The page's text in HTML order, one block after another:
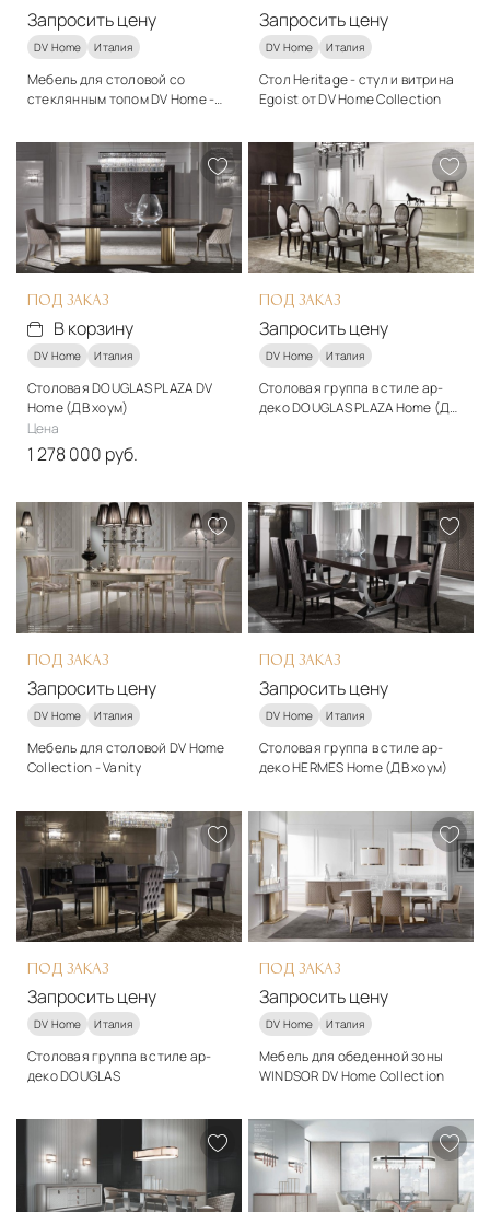
Запросить цену
DV Home Италия
Мебель для столовой со
стеклянным топом DV Home -
Ткань, дерево, металл
Подробнее
Запросить цену
Запросить цену
DV Home Италия
Стол Heritage - стул и витрина
Egoist от DV Home Collection
Ткань, дерево, металл
Подробнее
Запросить цену
ПОД ЗАКАЗ
В корзину
DV Home Италия
Столовая DOUGLAS PLAZA DV
Home (ДВ хоум)
Цена
1 278 000 руб.
Мрамор, металл
Подробнее
В корзину
ПОД ЗАКАЗ
Запросить цену
DV Home Италия
Столовая группа в стиле ар-
деко DOUGLAS PLAZA Home (ДВ
ПОД ЗАКАЗ
Запросить цену
DV Home Италия
Мебель для столовой DV Home
Collection - Vanity
Подробнее
Запросить цену
ПОД ЗАКАЗ
Запросить цену
DV Home Италия
Столовая группа в стиле ар-
деко HERMES Home (ДВ хоум)
Подробнее
Запросить цену
ПОД ЗАКАЗ
Запросить цену
DV Home Италия
Столовая группа в стиле ар-
деко DOUGLAS
Подробнее
Запросить цену
ПОД ЗАКАЗ
Запросить цену
DV Home Италия
Мебель для обеденной зоны
WINDSOR DV Home Collection
Подробнее
Запросить цену